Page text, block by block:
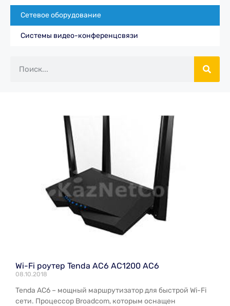
Wi-Fi роутер Tenda AC6 AC1200 АС6
08.10.2018
Tenda AC6 – мощный маршрутизатор для быстрой Wi-Fi
сети. Процессор Broadcom, которым оснащен
Сетевое оборудование
Системы видео-конференцсвязи